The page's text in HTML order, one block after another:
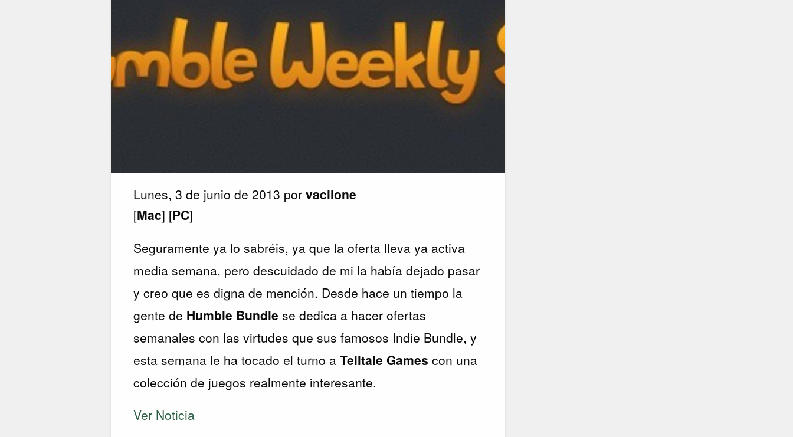
Lunes, 3 de junio de 2013 porvacilone
[Mac] [PC]
Seguramente ya lo sabréis, ya que la oferta lleva ya activa
media semana, pero descuidado de mi la había dejado pasar
y creo que es digna de mención. Desde hace un tiempo la
gente de Humble Bundle se dedica a hacer ofertas
semanales con las virtudes que sus famosos Indie Bundle, y
esta semana le ha tocado el turno aTelltale Games con una
colección de juegos realmente interesante.
Ver Noticia